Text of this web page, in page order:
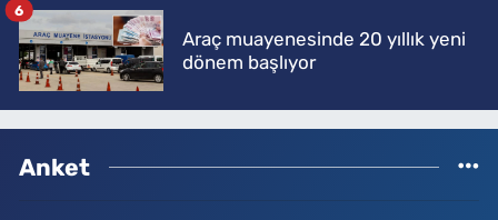
Araç muayenesinde 20 yıllık yeni
dönem başlıyor
6
Anket